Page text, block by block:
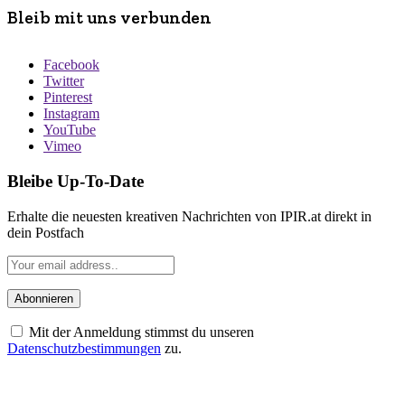
Bleib mit uns verbunden
Facebook
Twitter
Pinterest
Instagram
YouTube
Vimeo
Bleibe Up-To-Date
Erhalte die neuesten kreativen Nachrichten von IPIR.at direkt in
dein Postfach
Mit der Anmeldung stimmst du unseren
Datenschutzbestimmungen zu.